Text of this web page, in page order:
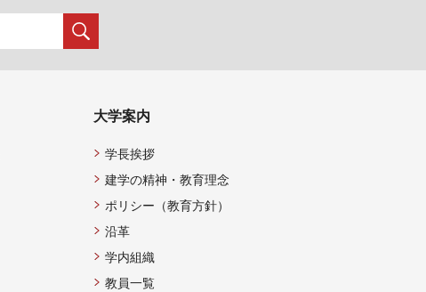
大学案内
学長挨拶
建学の精神・教育理念
ポリシー（教育方針）
沿革
学内組織
教員一覧